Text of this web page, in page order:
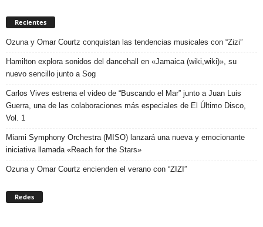
Recientes
Ozuna y Omar Courtz conquistan las tendencias musicales con “Zizi”
Hamilton explora sonidos del dancehall en «Jamaica (wiki,wiki)», su
nuevo sencillo junto a Sog
Carlos Vives estrena el video de “Buscando el Mar” junto a Juan Luis
Guerra, una de las colaboraciones más especiales de El Último Disco,
Vol. 1
Miami Symphony Orchestra (MISO) lanzará una nueva y emocionante
iniciativa llamada «Reach for the Stars»
Ozuna y Omar Courtz encienden el verano con “ZIZI”
Redes